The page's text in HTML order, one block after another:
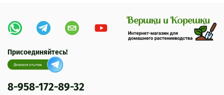
Присоединяйтесь!
8-958-172-89-32